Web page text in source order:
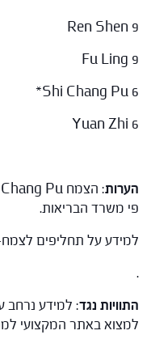
Ren Shen 9
Fu Ling 9
Shi Chang Pu 6*
Yuan Zhi 6
הערות
פי משרד הבריאות.
למידע על תחליפים
.
התוויות נגד: למידע נרחב
למצוא באתר המקצועי